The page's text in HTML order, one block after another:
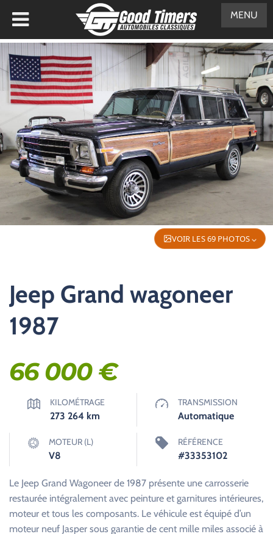
VOIR LES 69 PHOTOS
Jeep Grand wagoneer
1987
66 000€
KILOMÉTRAGE
273 264 km
TRANSMISSION
Automatique
MOTEUR (L)
V8
RÉFÉRENCE
#33353102
Le Jeep Grand Wagoneer de 1987 présente une carrosserie
restaurée intégralement avec peinture et garnitures intérieures,
moteur et tous les composants. Le véhicule est équipé d’un
moteur neuf Jasper sous garantie de cent mille miles associé à
MENU